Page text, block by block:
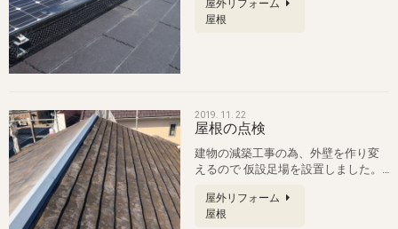
屋外リフォーム
屋根
2019. 11. 22
屋根の点検
建物の減築工事の為、外壁を作り変
えるので 仮設足場を設置しました。
屋外リフォーム
屋根